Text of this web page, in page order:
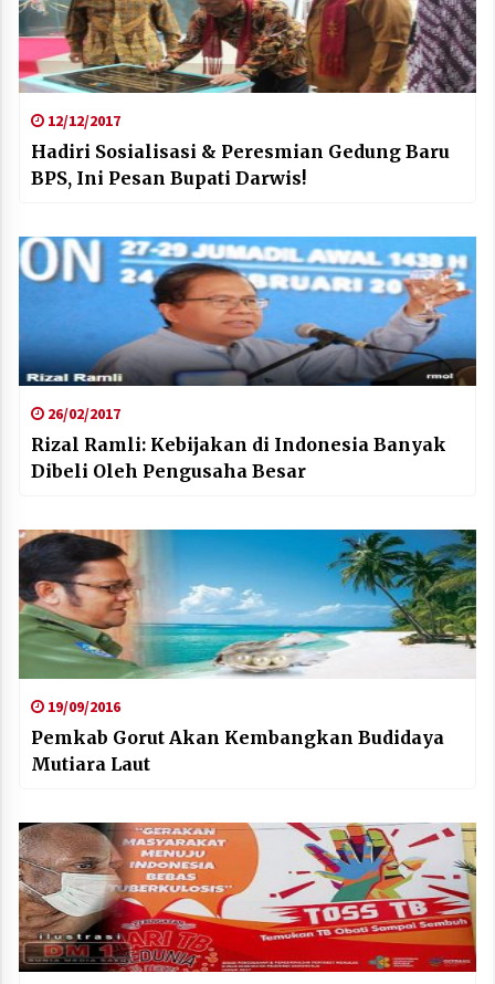
12/12/2017
Hadiri Sosialisasi & Peresmian Gedung Baru
BPS, Ini Pesan Bupati Darwis!
26/02/2017
Rizal Ramli: Kebijakan di Indonesia Banyak
Dibeli Oleh Pengusaha Besar
19/09/2016
Pemkab Gorut Akan Kembangkan Budidaya
Mutiara Laut